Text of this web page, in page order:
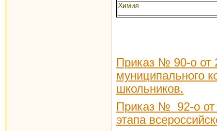
Химия
Приказ № 90-о от
муниципального
школьников.
Приказ № 92-о от
этапа